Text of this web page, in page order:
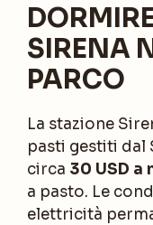
SIRENA
PARCO
La stazione
pasti gestiti dal
circa 30 USD a
a pasto. Le
elettricità